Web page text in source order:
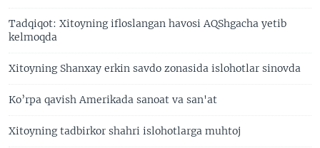
Tadqiqot: Xitoyning ifloslangan havosi AQShgacha yetib
kelmoqda
Xitoyning Shanxay erkin savdo zonasida islohotlar sinovda
Ko’rpa qavish Amerikada sanoat va san'at
Xitoyning tadbirkor shahri islohotlarga muhtoj